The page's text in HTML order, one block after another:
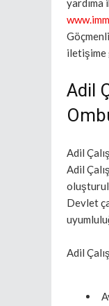
yardıma
iletişime
Adil
Adil
Adil
Devlet
Adil